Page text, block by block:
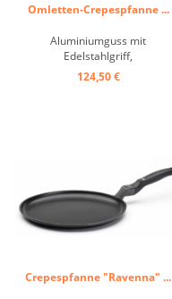
Omletten-Crepespfanne ...
Aluminiumguss mit
Edelstahlgriff,
Antihaftbeschichtung,
Induktionsboden ...
124,50 €
Crepespfanne "Ravenna" ...